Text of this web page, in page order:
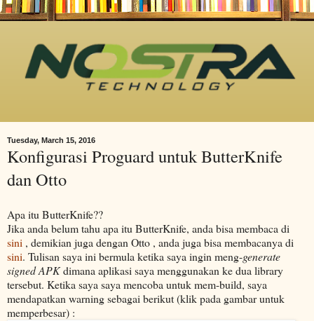
Tuesday, March 15, 2016
Konfigurasi Proguard untuk ButterKnife
dan Otto
Apa itu ButterKnife??
Jika anda belum tahu apa itu ButterKnife, anda bisa membaca di
sini , demikian juga dengan Otto , anda juga bisa membacanya di
sini. Tulisan saya ini bermula ketika saya ingin meng-generate
signed APKdimana aplikasi saya menggunakan ke dua library
tersebut. Ketika saya saya mencoba untuk mem-build, saya
mendapatkan warning sebagai berikut (klik pada gambar untuk
memperbesar) :